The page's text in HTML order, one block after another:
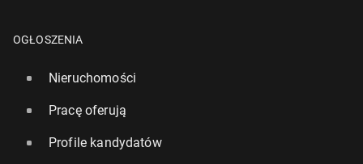
OGŁOSZENIA
Nieruchomości
Pracę oferują
Profile kandydatów